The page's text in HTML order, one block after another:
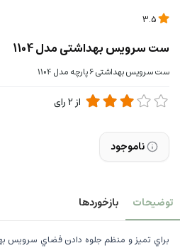
ست سرویس بهداشتی مدل 1104
ست سرویس بهداشتی 6 پارچه مدل 1104
از2رای
ناموجود
توضیحات بازخوردها
براي تميز و منظم جلوه دادن فضاي سرويس